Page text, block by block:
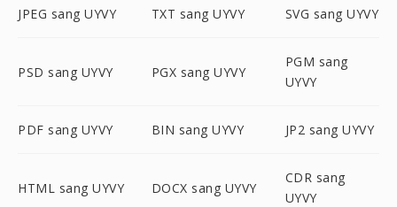
JPEG sang UYVY TXT sang UYVY SVG sang UYVY
PSD sang UYVY PGX sang UYVY
PGM sang
UYVY
PDF sang UYVY BIN sang UYVY JP2 sang UYVY
HTML sang UYVY DOCX sang UYVY
CDR sang
UYVY